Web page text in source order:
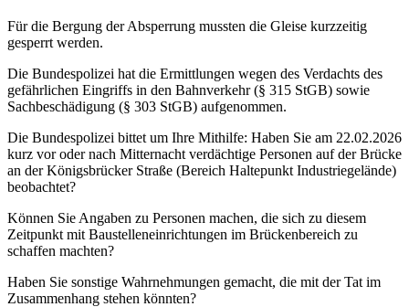
Für die Bergung der Absperrung mussten die Gleise kurzzeitig
gesperrt werden.
Die Bundespolizei hat die Ermittlungen wegen des Verdachts des
gefährlichen Eingriffs in den Bahnverkehr (§ 315 StGB) sowie
Sachbeschädigung (§ 303 StGB) aufgenommen.
Die Bundespolizei bittet um Ihre Mithilfe: Haben Sie am 22.02.2026
kurz vor oder nach Mitternacht verdächtige Personen auf der Brücke
an der Königsbrücker Straße (Bereich Haltepunkt Industriegelände)
beobachtet?
Können Sie Angaben zu Personen machen, die sich zu diesem
Zeitpunkt mit Baustelleneinrichtungen im Brückenbereich zu
schaffen machten?
Haben Sie sonstige Wahrnehmungen gemacht, die mit der Tat im
Zusammenhang stehen könnten?